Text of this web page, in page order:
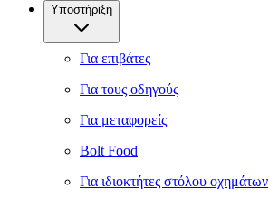
Υποστήριξη
Για επιβάτες
Για τους οδηγούς
Για μεταφορείς
Bolt Food
Για ιδιοκτήτες στόλου οχημάτων